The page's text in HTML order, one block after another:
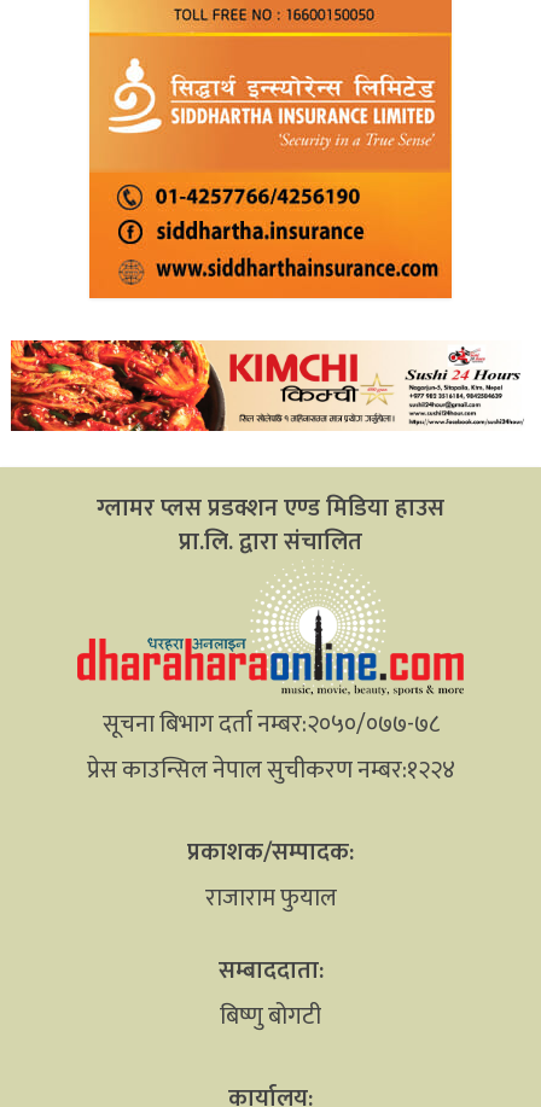
ग्लामर प्लस प्रडक्शन एण्ड मिडिया हाउस
प्रा.लि. द्वारा संचालित
सूचना बिभाग दर्ता नम्बर:२०५०/०७७-७८
प्रेस काउन्सिल नेपाल सुचीकरण नम्बर:१२२४
प्रकाशक/सम्पादक:
राजाराम फुयाल
सम्बाददाता:
बिष्णु बोगटी